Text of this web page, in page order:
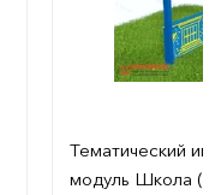
Тематический
модуль Школа